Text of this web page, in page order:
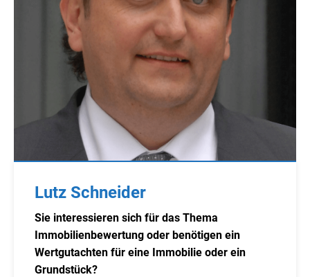
Lutz Schneider
Sie interessieren sich für das Thema
Immobilienbewertung oder benötigen ein
Wertgutachten für eine Immobilie oder ein
Grundstück?